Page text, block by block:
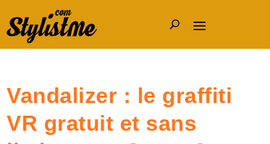
Vandalizer : le graffiti
VR gratuit et sans